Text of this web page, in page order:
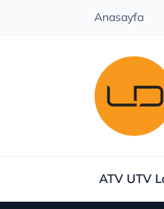
Anasayfa
ATV UTV